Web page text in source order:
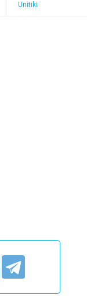
Unitiki